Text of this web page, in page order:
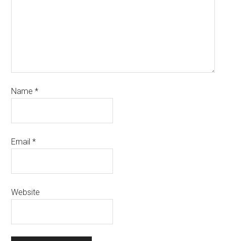
Name*
Email*
Website